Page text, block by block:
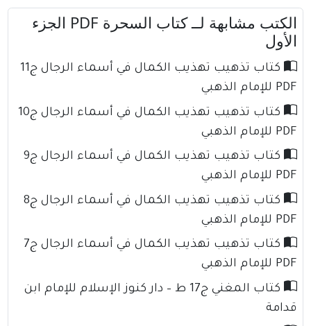
الكتب مشابهة لــ كتاب السحرة PDF الجزء
الأول
كتاب تذهيب تهذيب الكمال في أسماء الرجال ج11
PDF للإمام الذهبي
كتاب تذهيب تهذيب الكمال في أسماء الرجال ج10
PDF للإمام الذهبي
كتاب تذهيب تهذيب الكمال في أسماء الرجال ج9
PDF للإمام الذهبي
كتاب تذهيب تهذيب الكمال في أسماء الرجال ج8
PDF للإمام الذهبي
كتاب تذهيب تهذيب الكمال في أسماء الرجال ج7
PDF للإمام الذهبي
كتاب المغني ج17 ط – دار كنوز الإسلام للإمام ابن
قدامة